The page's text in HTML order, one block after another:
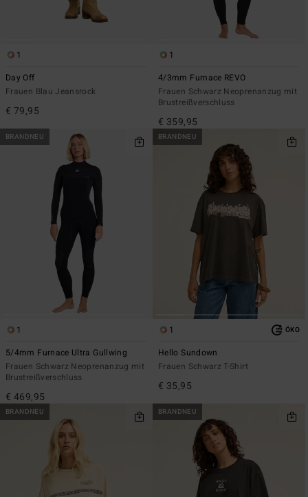
1
Day Off
Frauen Blau Jeansrock
€ 79,95
1
4/3mm Furnace REVO
Frauen Schwarz Neoprenanzug mit
Brustreißverschluss
€ 359,95
BRANDNEU
1
5/4mm Furnace Ultra Gullwing
Frauen Schwarz Neoprenanzug mit
Brustreißverschluss
€ 469,95
BRANDNEU
1 ÖKO
Hello Sundown
Frauen Schwarz T-Shirt
€ 35,95
BRANDNEU BRANDNEU